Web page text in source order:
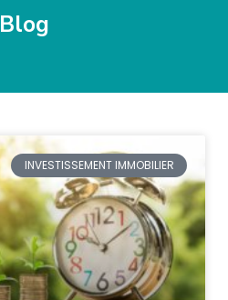
Blog
INVESTISSEMENT IMMOBILIER